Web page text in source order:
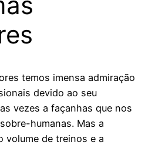
temos imensa admiração
devido ao seu
vezes a façanhas que nos
humanas. Mas a
volume de treinos e a